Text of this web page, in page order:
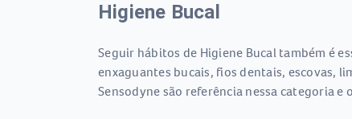
Higiene Bucal
Seguir hábitos de Higiene Bucal também é
enxaguantes bucais, fios dentais, escovas,
Sensodyne são referência nessa categoria